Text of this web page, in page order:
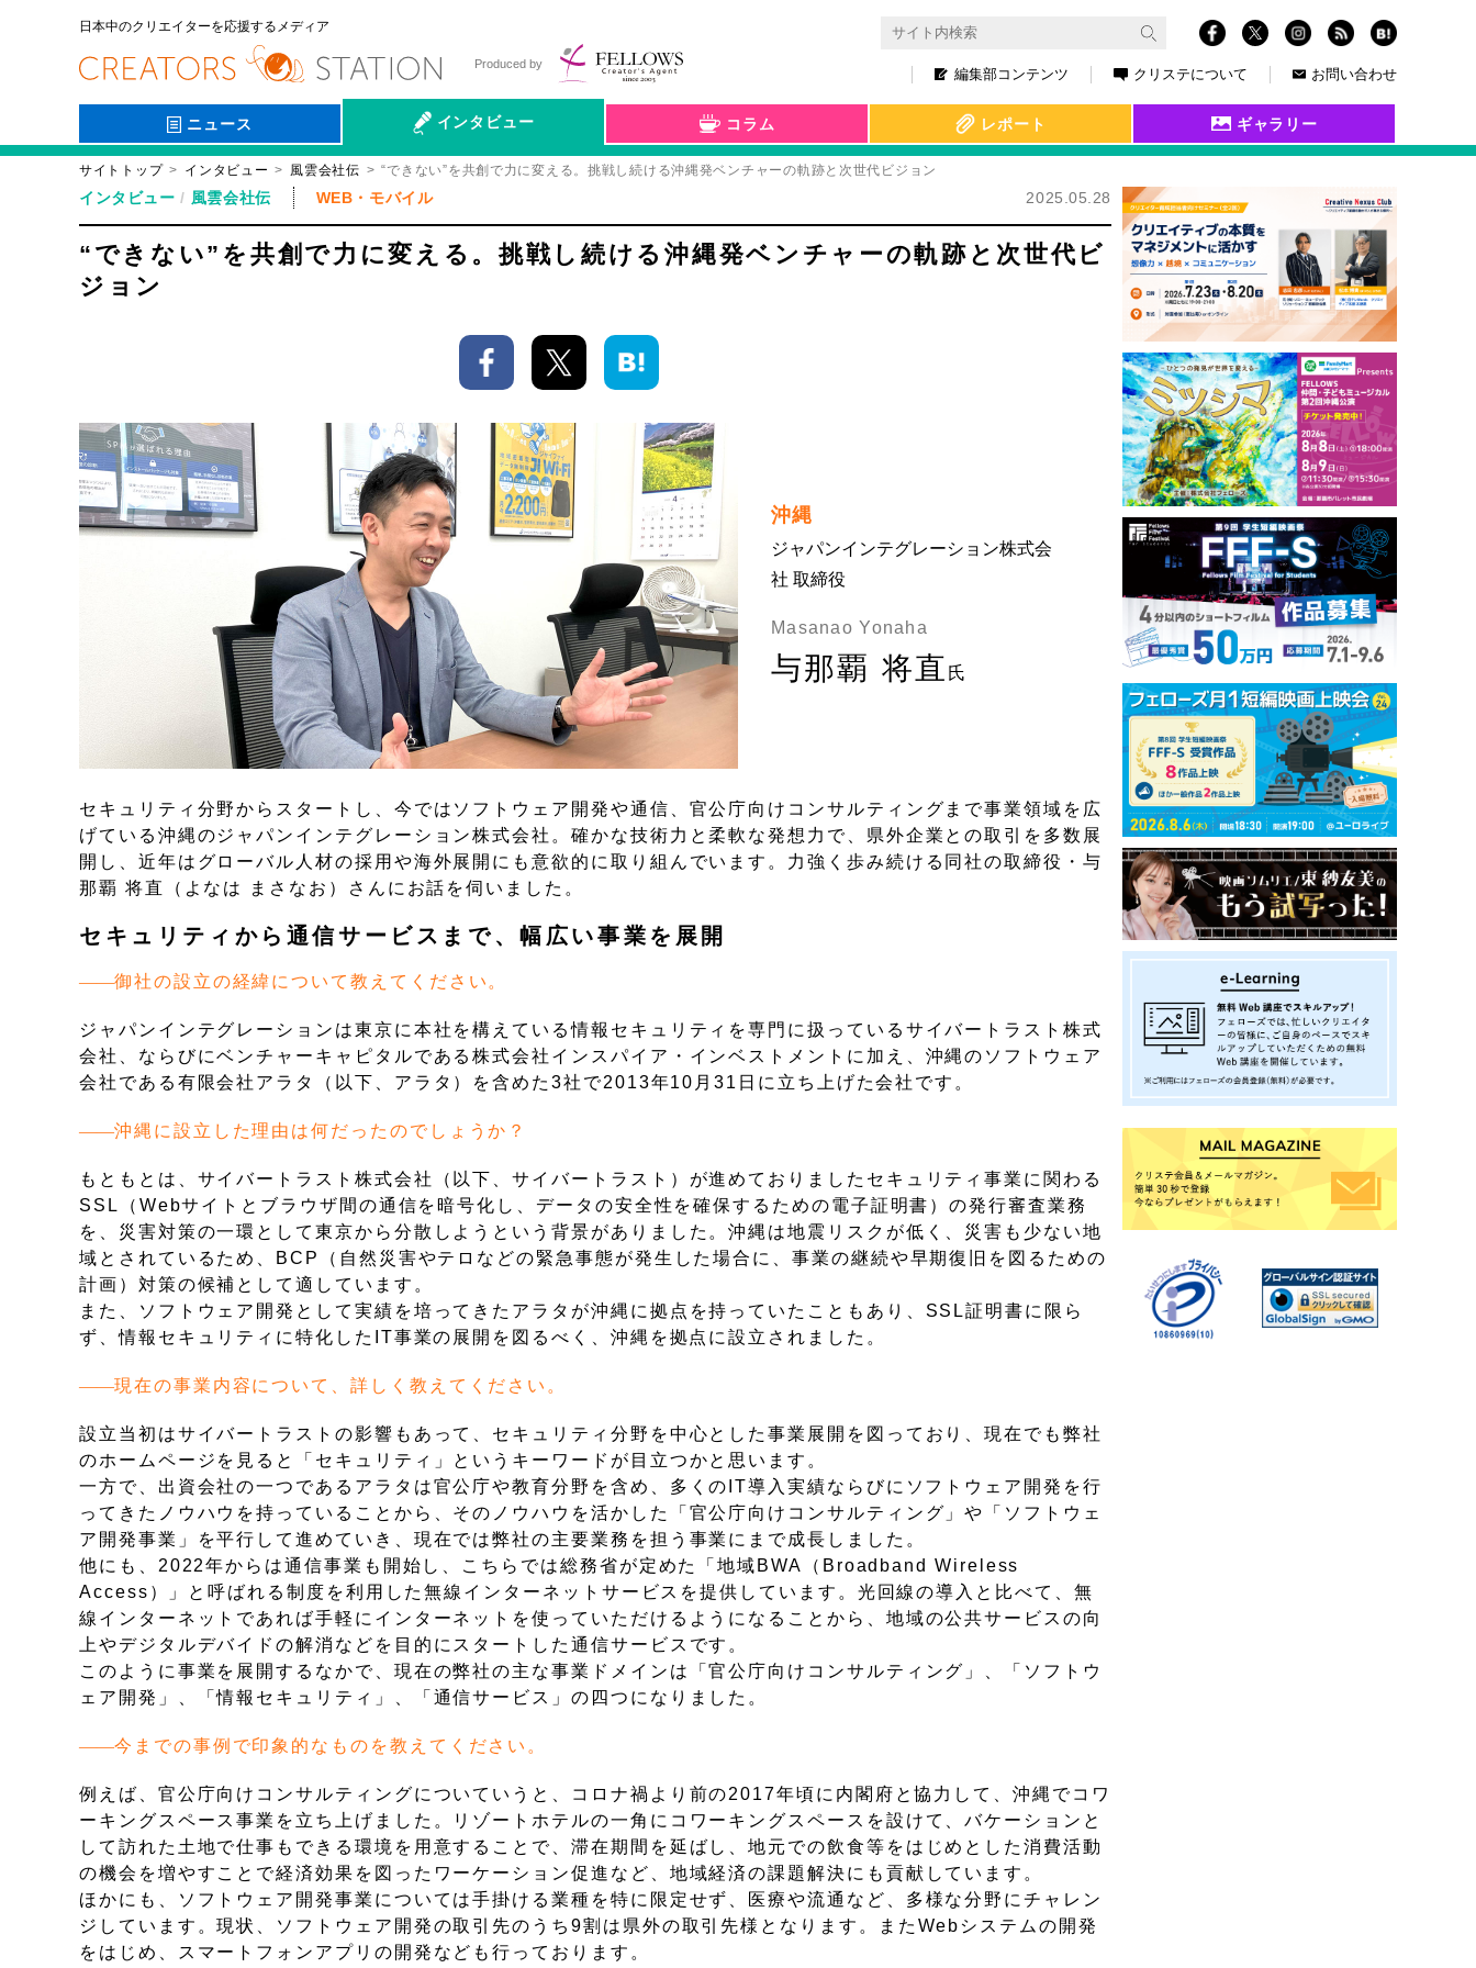
日本中のクリエイターを応援するメディア
編集部コンテンツ クリステについて お問い合わせ
Produced by
ニュース インタビュー
会社伝
コラム レポート ギャラリー
サイトトップ インタビュー 風雲会社伝 “できない”を共創で力に変える。挑戦し続ける沖縄発ベンチャーの軌跡と次世代ビジョン
インタビュー 風雲会社伝 WEB・モバイル 2025.05.28
“できない”を共創で力に変える。挑戦し続ける沖縄発ベンチャーの軌跡と次世代ビ
ジョン
沖縄
ジャパンインテグレーション株式会
社 取締役
Masanao Yonaha
与那覇 将直 氏
セキュリティ分野からスタートし、今ではソフトウェア開発や通信、官公庁向けコンサルティングまで事業領域を広
げている沖縄のジャパンインテグレーション株式会社。確かな技術力と柔軟な発想力で、県外企業との取引を多数展
開し、近年はグローバル人材の採用や海外展開にも意欲的に取り組んでいます。力強く歩み続ける同社の取締役・与
那覇 将直（よなは まさなお）さんにお話を伺いました。
セキュリティから通信サービスまで、幅広い事業を展開
御社の設立の経緯について教えてください。
ジャパンインテグレーションは東京に本社を構えている情報セキュリティを専門に扱っているサイバートラスト株式
会社、ならびにベンチャーキャピタルである株式会社インスパイア・インベストメントに加え、沖縄のソフトウェア
会社である有限会社アラタ（以下、アラタ）を含めた3社で2013年10月31日に立ち上げた会社です。
沖縄に設立した理由は何だったのでしょうか？
もともとは、サイバートラスト株式会社（以下、サイバートラスト）が進めておりましたセキュリティ事業に関わる
SSL（Webサイトとブラウザ間の通信を暗号化し、データの安全性を確保するための電子証明書）の発行審査業務
を、災害対策の一環として東京から分散しようという背景がありました。沖縄は地震リスクが低く、災害も少ない地
域とされているため、BCP（自然災害やテロなどの緊急事態が発生した場合に、事業の継続や早期復旧を図るための
計画）対策の候補として適しています。
また、ソフトウェア開発として実績を培ってきたアラタが沖縄に拠点を持っていたこともあり、SSL証明書に限ら
ず、情報セキュリティに特化したIT事業の展開を図るべく、沖縄を拠点に設立されました。
現在の事業内容について、詳しく教えてください。
設立当初はサイバートラストの影響もあって、セキュリティ分野を中心とした事業展開を図っており、現在でも弊社
のホームページを見ると「セキュリティ」というキーワードが目立つかと思います。
一方で、出資会社の一つであるアラタは官公庁や教育分野を含め、多くのIT導入実績ならびにソフトウェア開発を行
ってきたノウハウを持っていることから、そのノウハウを活かした「官公庁向けコンサルティング」や「ソフトウェ
ア開発事業」を平行して進めていき、現在では弊社の主要業務を担う事業にまで成長しました。
他にも、2022年からは通信事業も開始し、こちらでは総務省が定めた「地域BWA（Broadband Wireless
Access）」と呼ばれる制度を利用した無線インターネットサービスを提供しています。光回線の導入と比べて、無
線インターネットであれば手軽にインターネットを使っていただけるようになることから、地域の公共サービスの向
上やデジタルデバイドの解消などを目的にスタートした通信サービスです。
このように事業を展開するなかで、現在の弊社の主な事業ドメインは「官公庁向けコンサルティング」、「ソフトウ
ェア開発」、「情報セキュリティ」、「通信サービス」の四つになりました。
今までの事例で印象的なものを教えてください。
例えば、官公庁向けコンサルティングについていうと、コロナ禍より前の2017年頃に内閣府と協力して、沖縄でコワ
ーキングスペース事業を立ち上げました。リゾートホテルの一角にコワーキングスペースを設けて、バケーションと
して訪れた土地で仕事もできる環境を用意することで、滞在期間を延ばし、地元での飲食等をはじめとした消費活動
の機会を増やすことで経済効果を図ったワーケーション促進など、地域経済の課題解決にも貢献しています。
ほかにも、ソフトウェア開発事業については手掛ける業種を特に限定せず、医療や流通など、多様な分野にチャレン
ジしています。現状、ソフトウェア開発の取引先のうち9割は県外の取引先様となります。またWebシステムの開発
をはじめ、スマートフォンアプリの開発なども行っております。